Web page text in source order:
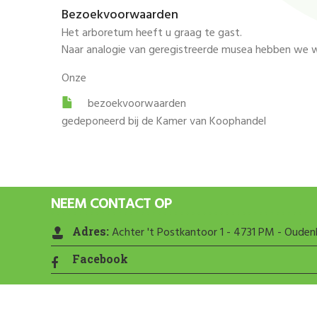
Bezoekvoorwaarden
Het arboretum heeft u graag te gast.
Naar analogie van geregistreerde musea hebben we
Onze
bezoekvoorwaarden
gedeponeerd bij de Kamer van Koophandel
NEEM CONTACT OP
Adres:Achter 't Postkantoor 1 - 4731 PM -
Facebook